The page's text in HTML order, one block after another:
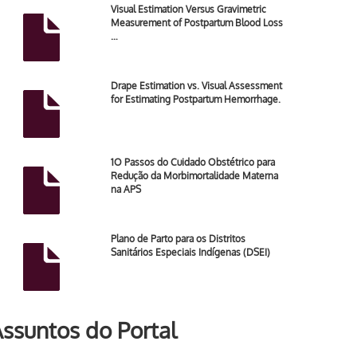
Visual Estimation Versus Gravimetric
Measurement of Postpartum Blood Loss
…
Drape Estimation vs. Visual Assessment
for Estimating Postpartum Hemorrhage.
1O Passos do Cuidado Obstétrico para
Redução da Morbimortalidade Materna
na APS
Plano de Parto para os Distritos
Sanitários Especiais Indígenas (DSEI)
do Portal